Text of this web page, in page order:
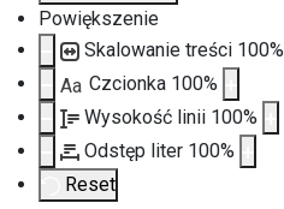
Powiększenie
Skalowanie treści 100%
Aa Czcionka 100%
Wysokość linii 100%
Odstęp liter 100%
Reset